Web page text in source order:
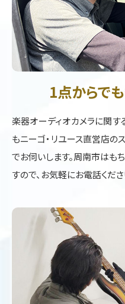
1点からで
楽器オーディオカメラに関
もニーゴ・リユース直営店の
でお伺いします。周南市はも
すので、お気軽にお電話くださ